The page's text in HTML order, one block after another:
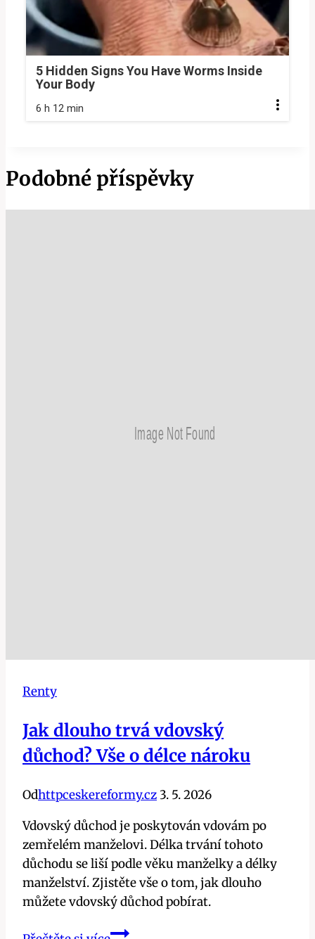
5 Hidden Signs You Have Worms Inside
Your Body
6 h 12 min
Podobné příspěvky
Renty
Jak dlouho trvá vdovský
důchod? Vše o délce nároku
Odhttpceskereformy.cz3. 5. 2026
Vdovský důchod je poskytován vdovám po
zemřelém manželovi. Délka trvání tohoto
důchodu se liší podle věku manželky a délky
manželství. Zjistěte vše o tom, jak dlouho
můžete vdovský důchod pobírat.
Jak